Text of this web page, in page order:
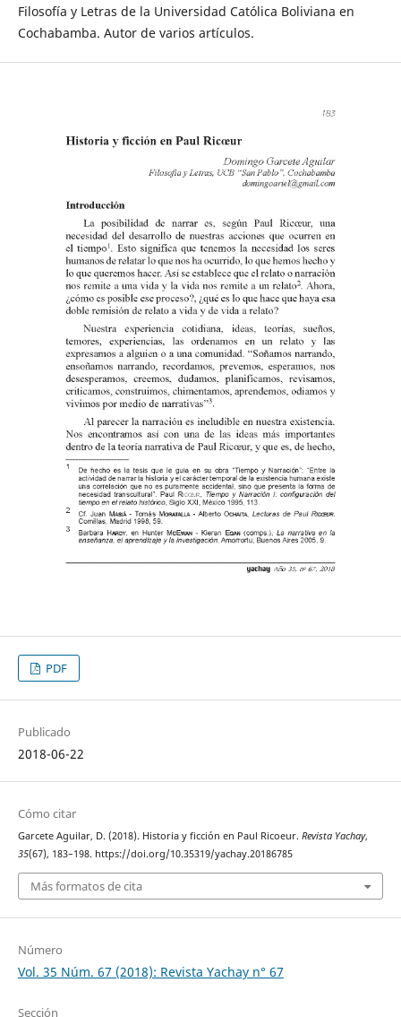
Filosofía y Letras de la Universidad Católica Boliviana en
Cochabamba. Autor de varios artículos.
PDF
Publicado
2018-06-22
Cómo citar
Garcete Aguilar, D. (2018). Historia y ficción en Paul Ricoeur. Revista Yachay,
35(67), 183–198. https://doi.org/10.35319/yachay.20186785
Más formatos de cita
Número
Vol. 35 Núm. 67 (2018): Revista Yachay n° 67
Sección